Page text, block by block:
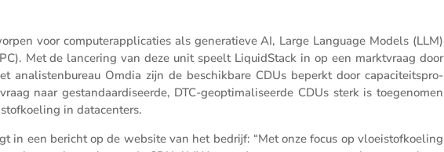
voor compu­ter­ap­pli­ca­ties als genera­tieve AI, Large Language Models (LLM)
Met de lance­ring van deze unit speelt LiquidStack in op een markt­vraag door
analis­ten­bu­reau Omdia zijn de beschik­bare CDUs beperkt door capaci­teits­pro­
naar gestan­daar­di­seerde, DTC-geopti­ma­li­seerde CDUs sterk is toege­nomen
in datacenters.
in een bericht op de website van het bedrijf: “Met onze focus op vloei­stof­koe­ling